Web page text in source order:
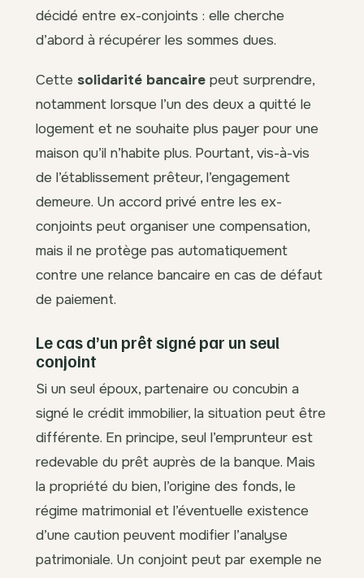
décidé entre ex-conjoints : elle cherche
d’abord à récupérer les sommes dues.
Cette solidarité bancaire peut surprendre,
notamment lorsque l’un des deux a quitté le
logement et ne souhaite plus payer pour une
maison qu’il n’habite plus. Pourtant, vis-à-vis
de l’établissement prêteur, l’engagement
demeure. Un accord privé entre les ex-
conjoints peut organiser une compensation,
mais il ne protège pas automatiquement
contre une relance bancaire en cas de défaut
de paiement.
Le cas d’un prêt signé par un seul
conjoint
Si un seul époux, partenaire ou concubin a
signé le crédit immobilier, la situation peut être
différente. En principe, seul l’emprunteur est
redevable du prêt auprès de la banque. Mais
la propriété du bien, l’origine des fonds, le
régime matrimonial et l’éventuelle existence
d’une caution peuvent modifier l’analyse
patrimoniale. Un conjoint peut par exemple ne